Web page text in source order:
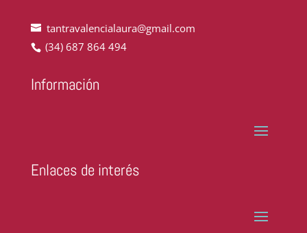
tantravalencialaura@gmail.com
(34) 687 864 494
Información
Enlaces de interés